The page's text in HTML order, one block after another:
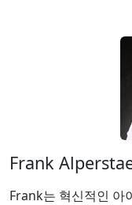
Frank
Frank는 혁신적인 아